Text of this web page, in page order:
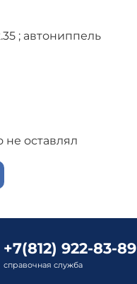
; автониппель
оставлял
+7(812) 922-83-89
справочная служба